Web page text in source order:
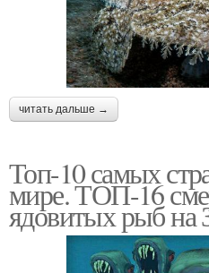
читать дальше →
Топ-10 самых
мире. ТОП-16
ядовитых рыб на